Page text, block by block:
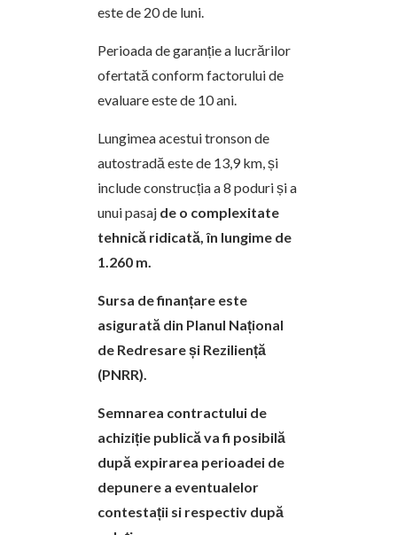
este de 20 de luni.
Perioada de garanție a lucrărilor
ofertată conform factorului de
evaluare este de 10 ani.
Lungimea acestui tronson de
autostradă este de 13,9 km, și
include construcția a8 poduriși a
unuipasaj de o complexitate
tehnică ridicată, în lungime de
1.260 m.
Sursa de finanțare este
asigurată din Planul Național
de Redresare și Reziliență
(PNRR).
Semnarea contractului de
achiziție publică va fi posibilă
după expirarea perioadei de
depunere a eventualelor
contestații si respectiv după